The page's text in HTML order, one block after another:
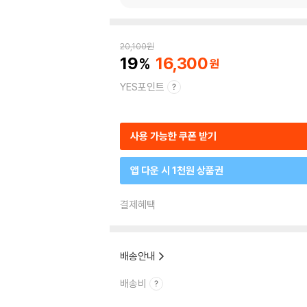
20,100원
19 16,300
YES포인트
사용 가능한 쿠폰 받기
앱 다운 시 1천원 상품권
결제혜택
배송안내
배송비